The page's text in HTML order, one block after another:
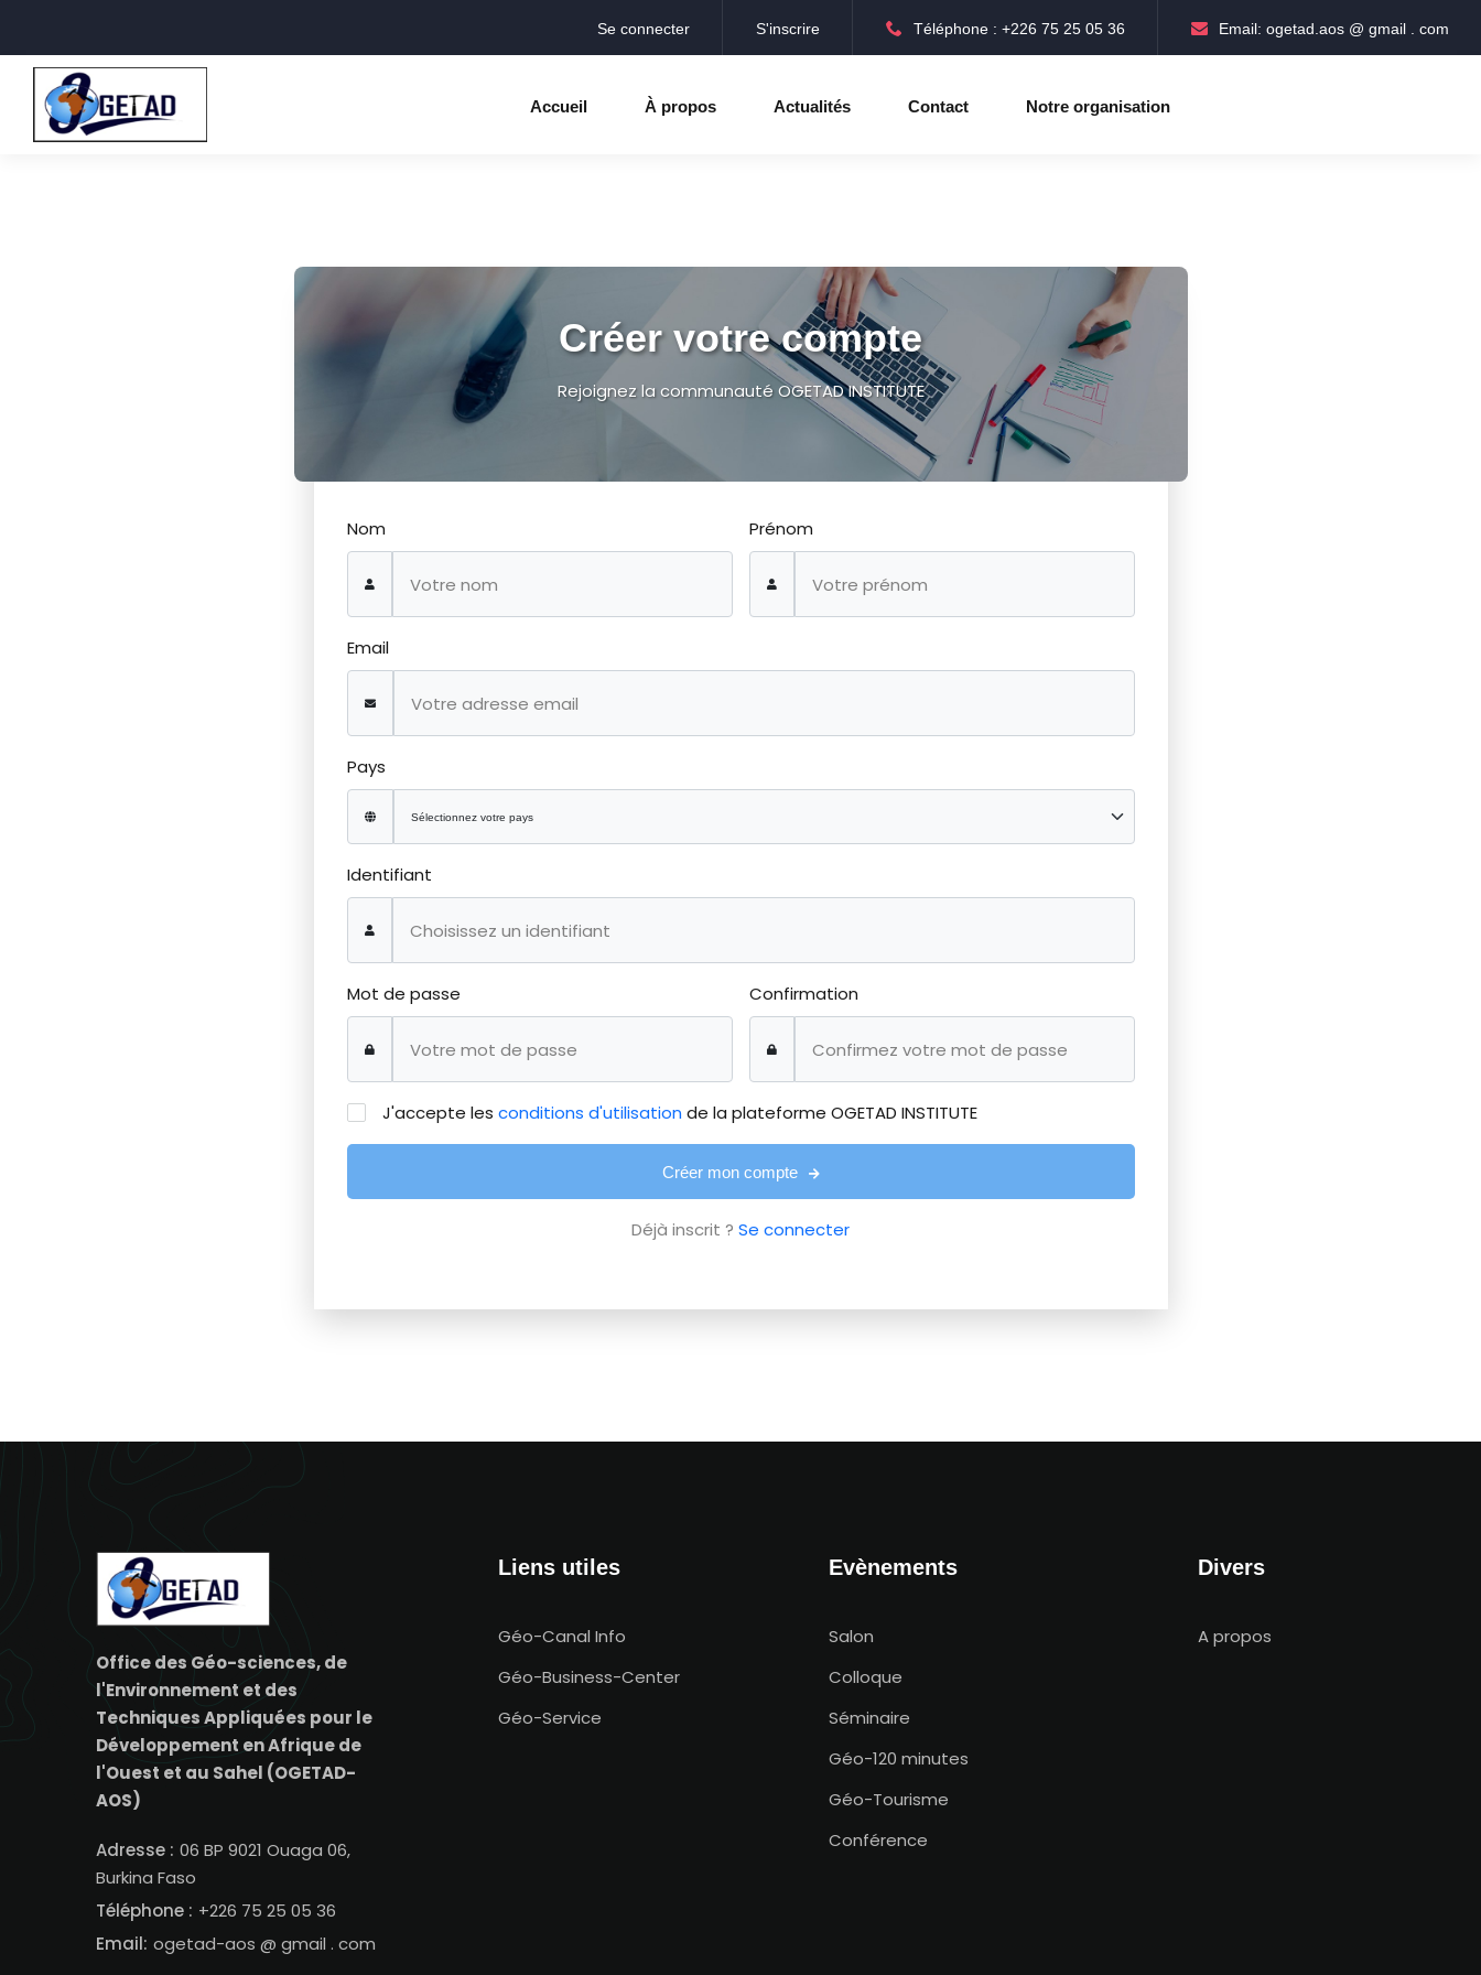
Se connecter S'inscrire Téléphone : +226 75 25 05 36 Email: ogetad.aos @ gmail . com
Accueil À propos Actualités Contact Notre organisation
Créer votre compte
Rejoignez la communauté OGETAD INSTITUTE
Nom Prénom
Email
Pays
Identifiant
Mot de passe Confirmation
J'accepte les conditions d'utilisation de la plateforme OGETAD INSTITUTE
Créer mon compte
Déjà inscrit ? Se connecter
Office des Géo-sciences, de
l'Environnement et des
Techniques Appliquées pour le
Développement en Afrique de
l'Ouest et au Sahel (OGETAD-
AOS)
Adresse : 06 BP 9021 Ouaga 06,
Burkina Faso
Téléphone : +226 75 25 05 36
Email: ogetad-aos @ gmail . com
Liens utiles
Géo-Canal Info
Géo-Business-Center
Géo-Service
Evènements
Salon
Colloque
Séminaire
Géo-120 minutes
Géo-Tourisme
Conférence
Divers
A propos